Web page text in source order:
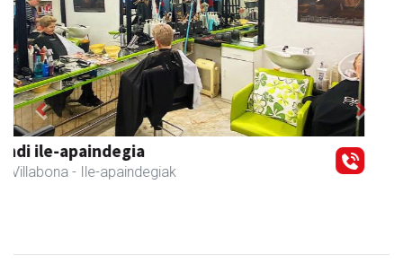
Amane
Amasa-Villabona - Arropa-dendak
Previous Next